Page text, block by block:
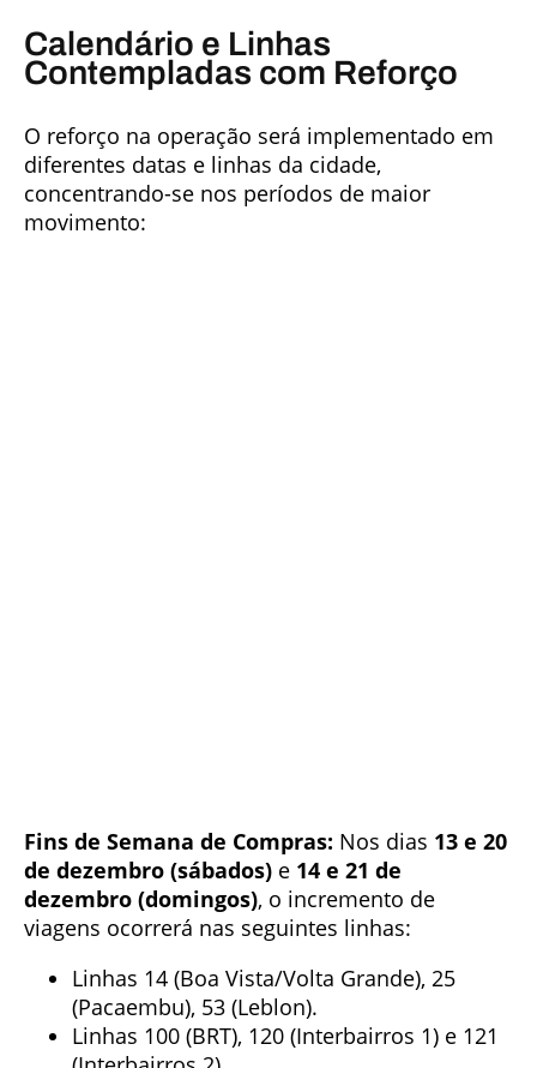
Calendário e Linhas
Contempladas com Reforço
O reforço na operação será implementado em
diferentes datas e linhas da cidade,
concentrando-se nos períodos de maior
movimento:
Fins de Semana de Compras: Nos dias 13 e 20
de dezembro (sábados) e 14 e 21 de
dezembro (domingos), o incremento de
viagens ocorrerá nas seguintes linhas:
Linhas 14 (Boa Vista/Volta Grande), 25
(Pacaembu), 53 (Leblon).
Linhas 100 (BRT), 120 (Interbairros 1) e 121